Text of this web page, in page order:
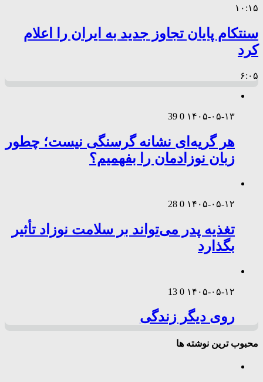
۱۰:۱۵
سنتکام پایان تجاوز جدید به ایران را اعلام
کرد
۶:۰۵
۱۴۰۵-۰۵-۱۳ 0
39
هر گریه‌ای نشانه گرسنگی نیست؛ چطور
زبان نوزادمان را بفهمیم؟
۱۴۰۵-۰۵-۱۲ 0
28
تغذیه پدر می‌تواند بر سلامت نوزاد تأثیر
بگذارد
۱۴۰۵-۰۵-۱۲ 0
13
روی دیگر زندگی
محبوب ترین نوشته ها